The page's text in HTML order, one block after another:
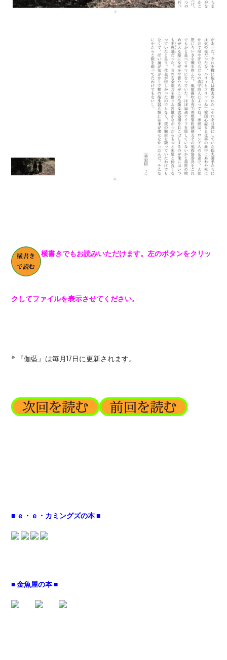
横書きでもお読みいただけます。左のボタンをクリッ
クしてファイルを表示させてください。
* 『伽藍』は毎月17日に更新されます。
■ ｅ・ｅ・カミングズの本 ■
■ 金魚屋の本 ■